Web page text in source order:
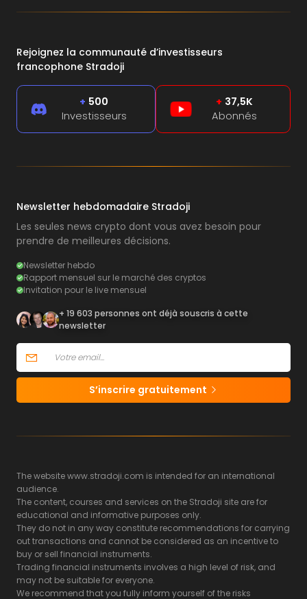
Rejoignez la communauté d’investisseurs
francophone Stradoji
+ 500
Investisseurs
+ 37,5K
Abonnés
Newsletter hebdomadaire Stradoji
Les seules news crypto dont vous avez besoin pour
prendre de meilleures décisions.
Newsletter hebdo
Rapport mensuel sur le marché des cryptos
Invitation pour le live mensuel
+ 19 603 personnes ont déjà souscris à cette
newsletter
S’inscrire gratuitement
The website www.stradoji.com is intended for an international
audience.
The content, courses and services on the Stradoji site are for
educational and informative purposes only.
They do not in any way constitute recommendations for carrying
out transactions and cannot be considered as an incentive to
buy or sell financial instruments.
Trading financial instruments involves a high level of risk, and
may not be suitable for everyone.
We recommend that you fully inform yourself of the risks